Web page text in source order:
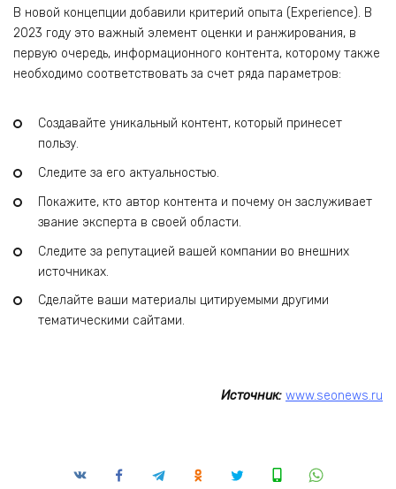
В новой концепции добавили критерий опыта (Experience). В
2023 году это важный элемент оценки и ранжирования, в
первую очередь, информационного контента, которому также
необходимо соответствовать за счет ряда параметров:
Создавайте уникальный контент, который принесет
пользу.
Следите за его актуальностью.
Покажите, кто автор контента и почему он заслуживает
звание эксперта в своей области.
Следите за репутацией вашей компании во внешних
источниках.
Сделайте ваши материалы цитируемыми другими
тематическими сайтами.
Источник: www.seonews.ru